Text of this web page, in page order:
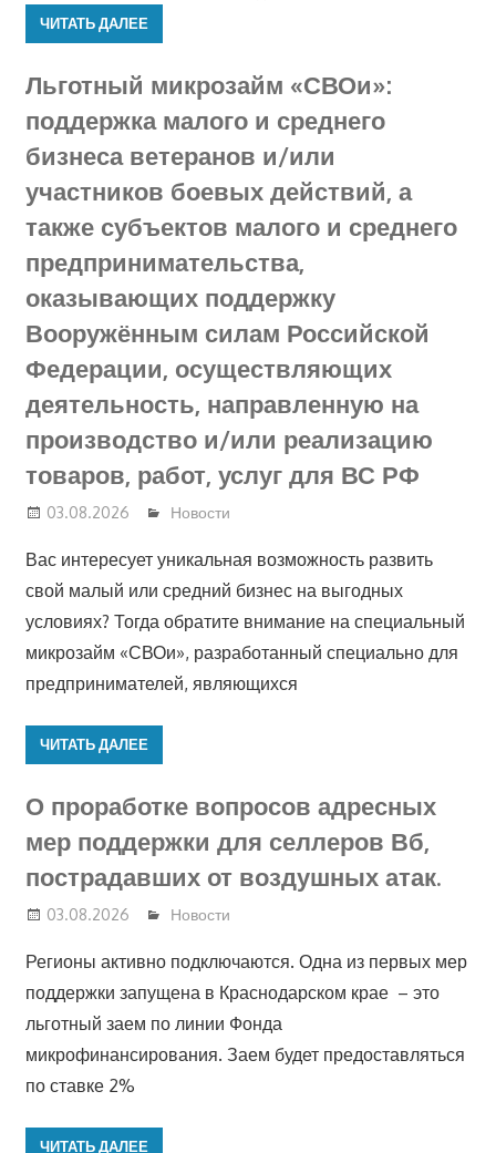
ЧИТАТЬ ДАЛЕЕ
Льготный микрозайм «СВОи»:
поддержка малого и среднего
бизнеса ветеранов и/или
участников боевых действий, а
также субъектов малого и среднего
предпринимательства,
оказывающих поддержку
Вооружённым силам Российской
Федерации, осуществляющих
деятельность, направленную на
производство и/или реализацию
товаров, работ, услуг для ВС РФ
03.08.2026 Новости
Вас интересует уникальная возможность развить
свой малый или средний бизнес на выгодных
условиях? Тогда обратите внимание на специальный
микрозайм «СВОи», разработанный специально для
предпринимателей, являющихся
ЧИТАТЬ ДАЛЕЕ
О проработке вопросов адресных
мер поддержки для селлеров Вб,
пострадавших от воздушных атак.
03.08.2026 Новости
Регионы активно подключаются. Одна из первых мер
поддержки запущена в Краснодарском крае – это
льготный заем по линии Фонда
микрофинансирования. Заем будет предоставляться
по ставке 2%
ЧИТАТЬ ДАЛЕЕ